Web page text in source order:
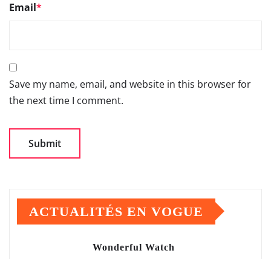
Email*
Save my name, email, and website in this browser for
the next time I comment.
ACTUALITÉS EN VOGUE
Wonderful Watch